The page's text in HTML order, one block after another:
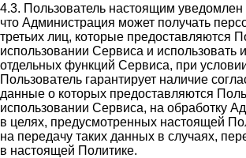
4.3. Пользователь настоящим уведомлен
что Администрация может получать
третьих лиц, которые предоставляются
использовании Сервиса и использовать
отдельных функций Сервиса, при
Пользователь гарантирует наличие
данные о которых предоставляются
использовании Сервиса, на обработку
в целях, предусмотренных настоящей
на передачу таких данных в случаях,
в настоящей Политике.